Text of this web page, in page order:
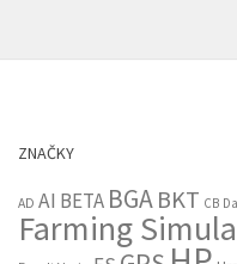
ZNAČKY
AD AI BETA BGABKT CB
Farming